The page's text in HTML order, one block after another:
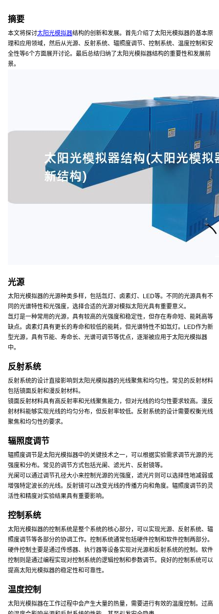
摘要
本文将探讨太阳光模拟器结构的创新和发展。首先介绍了太阳光模拟器的基本原
理和应用领域，然后从光源、反射系统、辐照度调节、控制系统、温度控制和安
全性等6个方面展开讨论。最后总结归纳了太阳光模拟器结构的重要性和发展前
景。
光源
太阳光模拟器的光源种类多样，包括氙灯、卤素灯、LED等。不同的光源具有不
同的光谱特性和光强度，选择合适的光源对模拟太阳光具有重要意义。
氙灯是一种常用的光源，具有较高的光强度和稳定性，但存在寿命短、能耗高等
缺点。卤素灯具有更长的寿命和较低的能耗，但光谱特性不如氙灯。LED作为新
型光源，具有节能、寿命长、光谱可调节等优点，逐渐被应用于太阳光模拟器
中。
反射系统
反射系统的设计直接影响到太阳光模拟器的光线聚焦和均匀性。常见的反射材料
包括镜面反射和漫反射材料。
镜面反射材料具有高反射率和光线聚焦能力，但对光线的均匀性要求较高。漫反
射材料能够实现光线的均匀分布，但反射率较低。反射系统的设计需要权衡光线
聚焦和均匀性的要求。
辐照度调节
辐照度调节是太阳光模拟器中的关键技术之一，可以根据实验需求调节光源的光
强度和分布。常见的调节方式包括光阑、滤光片、反射镜等。
光阑可以通过调节孔径大小来控制光源的光强度，滤光片则可以选择性地减弱或
增强特定波长的光线。反射镜可以改变光线的传播方向和角度。辐照度调节的灵
活性和精度对实验结果具有重要影响。
控制系统
太阳光模拟器的控制系统是整个系统的核心部分，可以实现光源、反射系统、辐
照度调节等各部分的协调工作。控制系统通常包括硬件控制和软件控制两部分。
硬件控制主要是通过传感器、执行器等设备实现对光源和反射系统的控制。软件
控制则是通过编程实现对控制系统的逻辑控制和参数调节。良好的控制系统可以
提高太阳光模拟器的稳定性和可靠性。
温度控制
太阳光模拟器在工作过程中会产生大量的热量，需要进行有效的温度控制。过高